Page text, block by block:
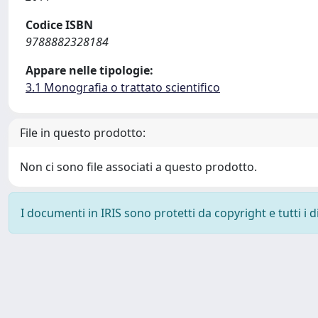
Codice ISBN
9788882328184
Appare nelle tipologie:
3.1 Monografia o trattato scientifico
File in questo prodotto:
Non ci sono file associati a questo prodotto.
I documenti in IRIS sono protetti da copyright e tutti i